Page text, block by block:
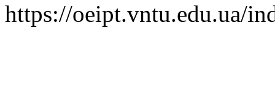
https://oeipt.vntu.edu.ua/